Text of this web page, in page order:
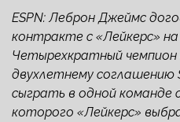
ESPN: Леброн Джеймс
контракте с «Лейкерс» на
Четырехкратный
двухлетнему соглашению
сыграть в одной команде
которого «Лейкерс»